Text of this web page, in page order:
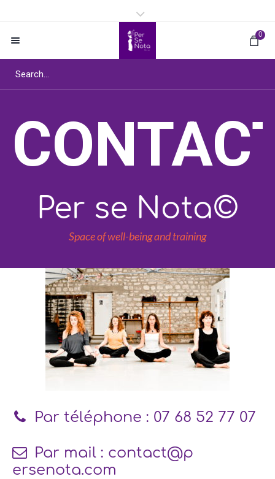
0
Per se Nota©
Space of well-being and training
Par téléphone : 07 68 52 77 07
Par mail : contact@​p​
ersenota.com​